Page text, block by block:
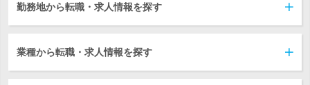
勤務地から転職・求人情報を探す
業種から転職・求人情報を探す